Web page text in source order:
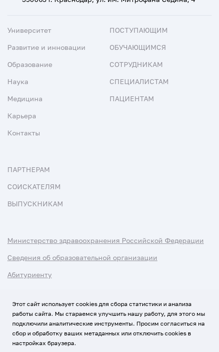
Университет
Развитие и инновации
Образование
Наука
Медицина
Карьера
Контакты
ПОСТУПАЮЩИМ
ОБУЧАЮЩИМСЯ
СОТРУДНИКАМ
СПЕЦИАЛИСТАМ
ПАЦИЕНТАМ
ПАРТНЕРАМ
СОИСКАТЕЛЯМ
ВЫПУСКНИКАМ
Министерство здравоохранения Российской Федерации
Сведения об образовательной организации
Абитуриенту
Использование Cookies
Политика обработки персональных данных
Этот сайт использует cookies для сбора статистики и анализа
работы сайта. Мы стараемся улучшить нашу работу, для этого мы
подключили аналитические инструменты. Просим согласиться на
сбор и обработку ваших метаданных или отключить cookies в
настройках браузера.